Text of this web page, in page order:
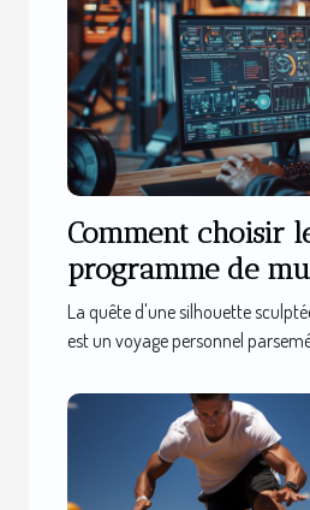
Comment choisir
programme de
adapté à vos
La quête d'une silhouette
est un voyage personnel